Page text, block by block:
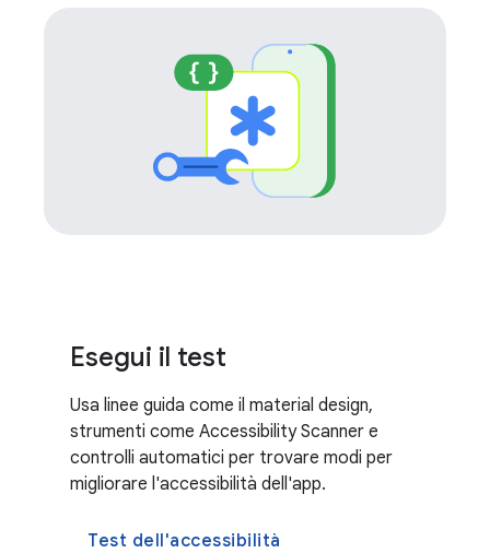
Esegui il test
Usa linee guida come il material design,
strumenti come Accessibility Scanner e
controlli automatici per trovare modi per
migliorare l'accessibilità dell'app.
Test dell'accessibilità